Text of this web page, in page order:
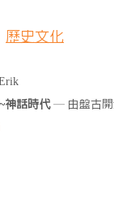
歷史文化
神話時代— 由盤古開